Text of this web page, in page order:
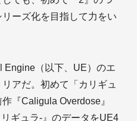
ーズ化を目指して力をい
Engine（以下、UE）のエ
アだ。初めて「カリギュ
『Caligula Overdose』
ギュラ-』のデータをUE4